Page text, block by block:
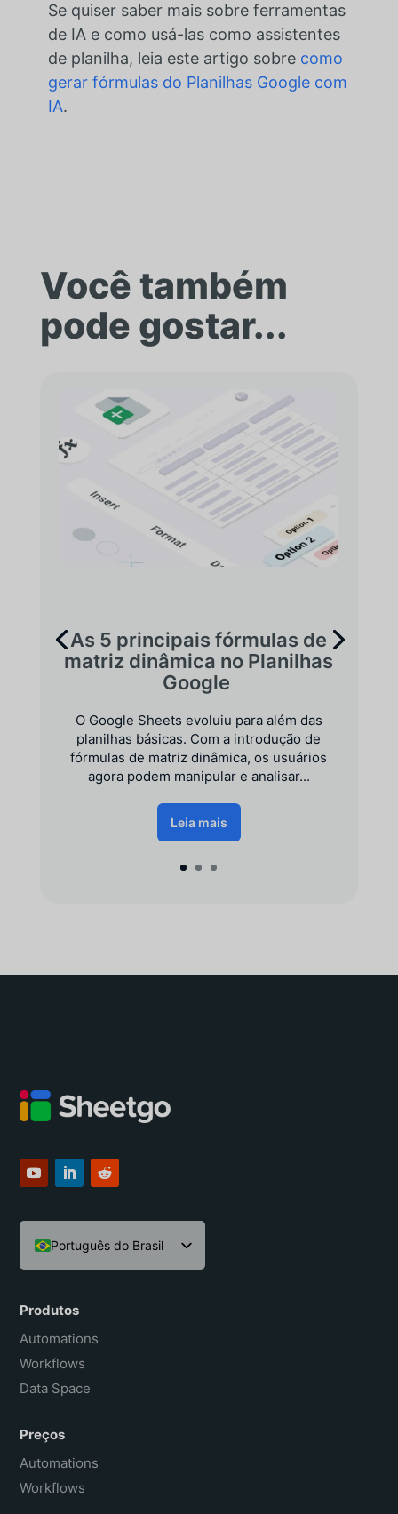
Se quiser saber mais sobre ferramentas
de IA e como usá-las como assistentes
de planilha, leia este artigo sobre como
gerar fórmulas do Planilhas Google com
IA.
Você também
pode gostar...
As 5 principais fórmulas de
matriz dinâmica no Planilhas
Google
O Google Sheets evoluiu para além das
planilhas básicas. Com a introdução de
fórmulas de matriz dinâmica, os usuários
agora podem manipular e analisar...
Leia mais
Português do Brasil
English
Español
Français
Produtos
Automations
Workflows
Data Space
Preços
Automations
Workflows